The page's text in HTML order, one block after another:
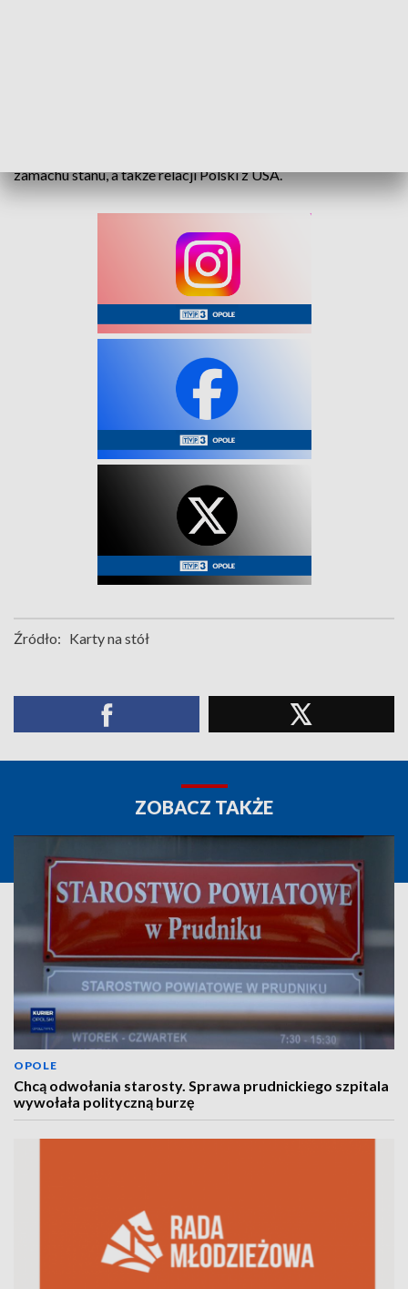
zamachu stanu, a także relacji Polski z USA.
Źródło: Karty na stół
ZOBACZ TAKŻE
OPOLE
Chcą odwołania starosty. Sprawa prudnickiego szpitala
wywołała polityczną burzę